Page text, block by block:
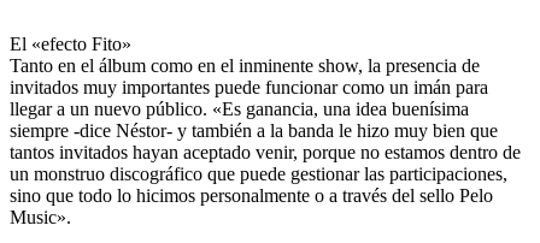
El «efecto Fito»
Tanto en el álbum como en el inminente show, la presencia de
invitados muy importantes puede funcionar como un imán para
llegar a un nuevo público. «Es ganancia, una idea buenísima
siempre -dice Néstor- y también a la banda le hizo muy bien que
tantos invitados hayan aceptado venir, porque no estamos dentro de
un monstruo discográfico que puede gestionar las participaciones,
sino que todo lo hicimos personalmente o a través del sello Pelo
Music».